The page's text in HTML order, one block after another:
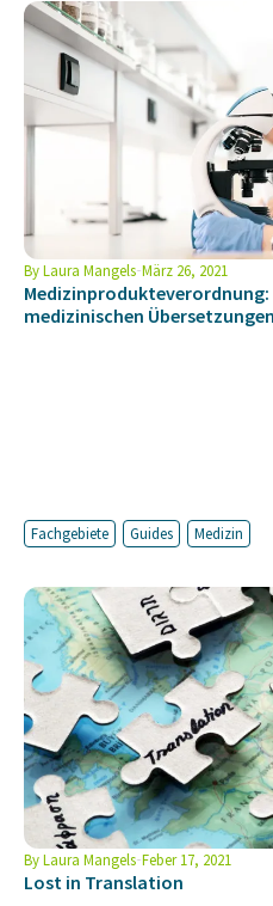
ByLaura Mangels März 26, 2021
Medizinprodukteverordnung:
medizinischen
Fachgebiete Guides Medizin
ByLaura Mangels Feber 17, 2021
Lost in Translation